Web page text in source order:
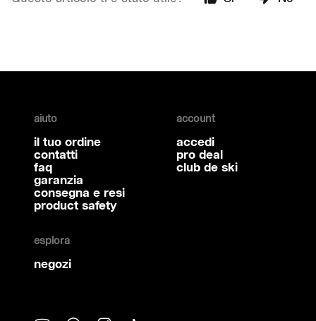
aiuto
il tuo ordine
contatti
faq
garanzia
consegna e resi
product safety
account
accedi
pro deal
club de ski
esplora
negozi